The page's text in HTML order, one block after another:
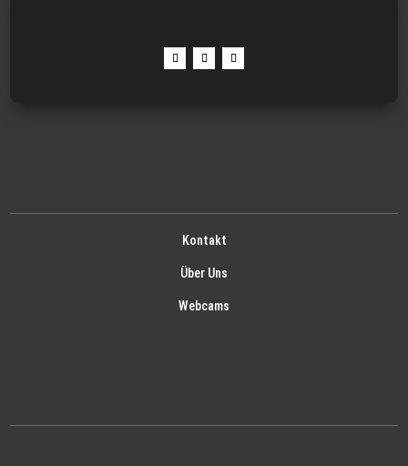
Kontakt
Über Uns
Webcams